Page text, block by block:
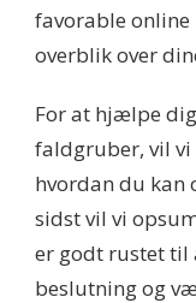
favorable online
overblik over
For at hjælpe
faldgruber, vil
hvordan du kan
sidst vil vi
er godt rustet
beslutning og